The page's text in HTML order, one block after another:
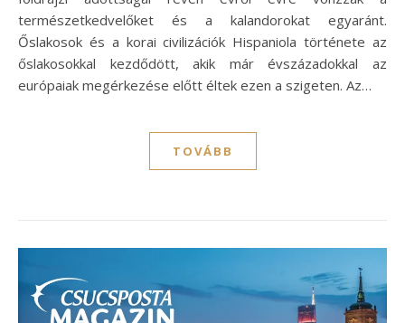
természetkedvelőket és a kalandorokat egyaránt.
Őslakosok és a korai civilizációk Hispaniola története az
őslakosokkal kezdődött, akik már évszázadokkal az
európaiak megérkezése előtt éltek ezen a szigeten. Az…
TOVÁBB